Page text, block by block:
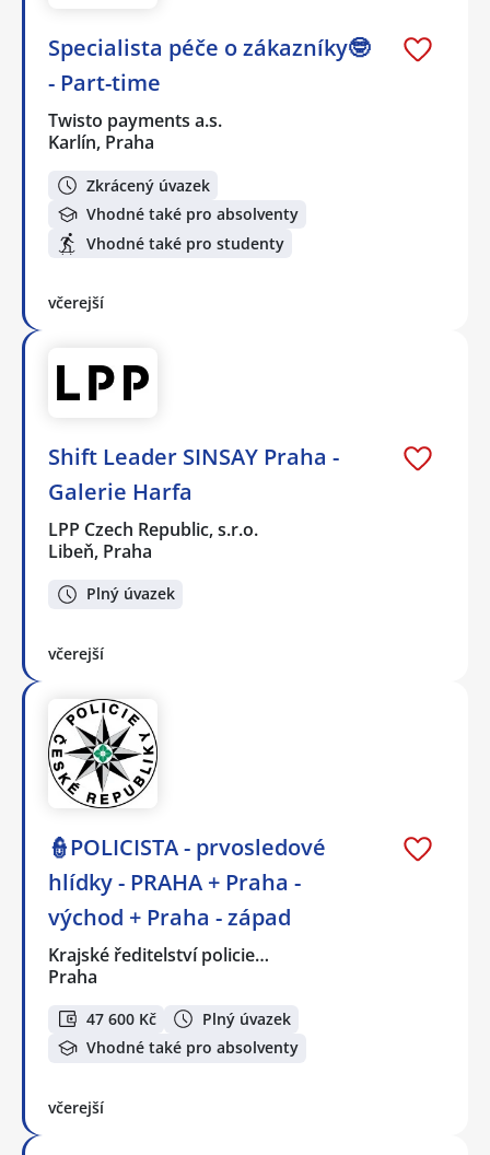
Specialista péče o zákazníky🤓
- Part-time
Twisto payments a.s.
Karlín, Praha
Zkrácený úvazek
Vhodné také pro absolventy
Vhodné také pro studenty
včerejší
Shift Leader SINSAY Praha -
Galerie Harfa
LPP Czech Republic, s.r.o.
Libeň, Praha
Plný úvazek
včerejší
👮POLICISTA - prvosledové
hlídky - PRAHA + Praha -
východ + Praha - západ
Krajské ředitelství policie…
Praha
47 600 Kč
Plný úvazek
Vhodné také pro absolventy
včerejší